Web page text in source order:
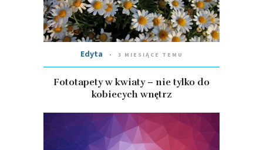
Edyta 3 MIESIĄCE TEMU
Fototapety w kwiaty – nie tylko do
kobiecych wnętrz